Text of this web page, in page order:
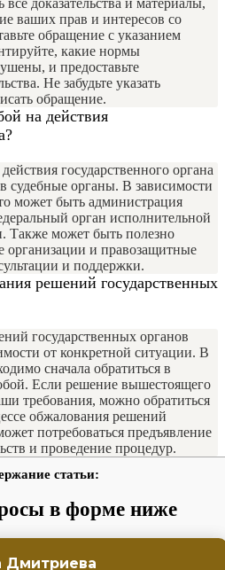
ваших прав и интересов со
обращение с указанием
какие нормы
и предоставьте
Не забудьте указать
обращение.
на действия
государственного органа
судебные органы. В зависимости
может быть администрация
орган исполнительной
Также может быть полезно
организации и правозащитные
и поддержки.
решений государственных
государственных органов
от конкретной ситуации. В
сначала обратиться в
Если решение вышестоящего
требования, можно обратиться
обжалования решений
потребоваться предъявление
и проведение процедур.
статьи:
в форме ниже